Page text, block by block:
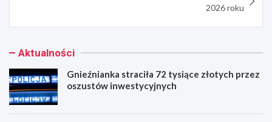
2026 roku
Aktualności
Gnieźnianka straciła 72 tysiące złotych przez
oszustów inwestycyjnych